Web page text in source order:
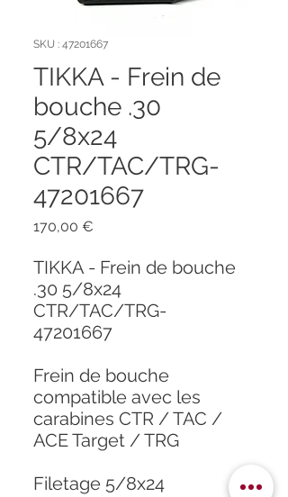
SKU : 47201667
TIKKA - Frein de
bouche .30
5/8x24
CTR/TAC/TRG-
47201667
170,00 €
TIKKA - Frein de bouche
.30 5/8x24
CTR/TAC/TRG-
47201667
Frein de bouche
compatible avec les
carabines CTR / TAC /
ACE Target / TRG
Filetage 5/8x24